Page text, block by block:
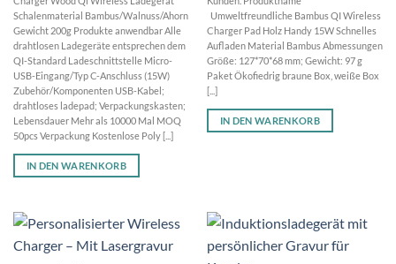
Schalenmaterial Bambus/Walnuss/Ahorn
Gewicht 200g Produkte anwendbar Alle
drahtlosen Ladegeräte entsprechen dem
QI-Standard Ladeschnittstelle Micro-
USB-Eingang/Typ C-Anschluss (15W)
Zubehör/Komponenten USB-Kabel;
drahtloses ladepad; Verpackungskasten;
Lebensdauer Mehr als 10000 Mal MOQ
50pcs Verpackung Kostenlose Poly [...]
IN DEN WARENKORB
Umweltfreundliche Bambus QI Wireless
Charger Pad Holz Handy 15W Schnelles
Aufladen Material Bambus Abmessungen
Größe: 127*70*68 mm; Gewicht: 97 g
Paket Ökofiedrig braune Box, weiße Box
[...]
IN DEN WARENKORB